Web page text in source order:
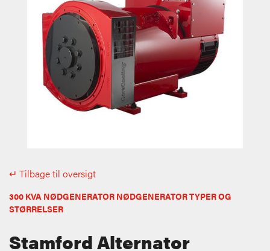
↵ Tilbage til oversigt
300 KVA NØDGENERATOR NØDGENERATOR TYPER OG
STØRRELSER
Stamford Alternator